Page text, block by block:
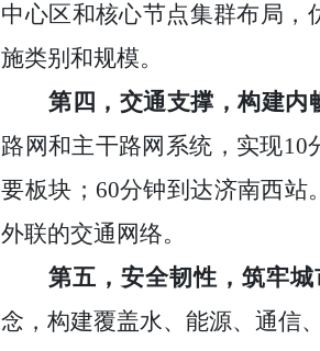
中心区和核心节点集群布局，
施类别和规模。
第四，交通支撑，构建内
路网和主干路网系统，实现10
要板块；60分钟到达济南西
外联的交通网络。
第五，安全韧性，筑牢城
念，构建覆盖水、能源、通信